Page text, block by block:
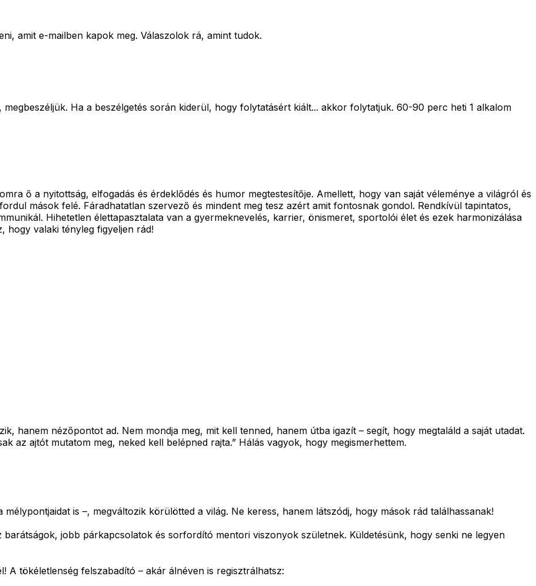
amit e-mailben kapok meg. Válaszolok rá, amint tudok.
Ha a beszélgetés során kiderül, hogy folytatásért kiált... akkor folytatjuk. 60-90 perc heti 1 alkalom
ő a nyitottság, elfogadás és érdeklődés és humor megtestesítője. Amellett, hogy van saját véleménye a világról és
mások felé. Fáradhatatlan szervező és mindent meg tesz azért amit fontosnak gondol. Rendkívül tapintatos,
Hihetetlen élettapasztalata van a gyermeknevelés, karrier, önismeret, sportolói élet és ezek harmonizálása
hogy valaki tényleg figyeljen rád!
hanem nézőpontot ad. Nem mondja meg, mit kell tenned, hanem útba igazít – segít, hogy megtaláld a saját utadat.
az ajtót mutatom meg, neked kell belépned rajta.” Hálás vagyok, hogy megismerhettem.
mélypontjaidat is –, megváltozik körülötted a világ. Ne keress, hanem látszódj, hogy mások rád találhassanak!
jobb párkapcsolatok és sorfordító mentori viszonyok születnek. Küldetésünk, hogy senki ne legyen
A tökéletlenség felszabadító – akár álnéven is regisztrálhatsz: